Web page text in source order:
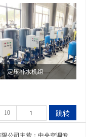
定压补水机组
10 跳转
限公司主营：中央空调专